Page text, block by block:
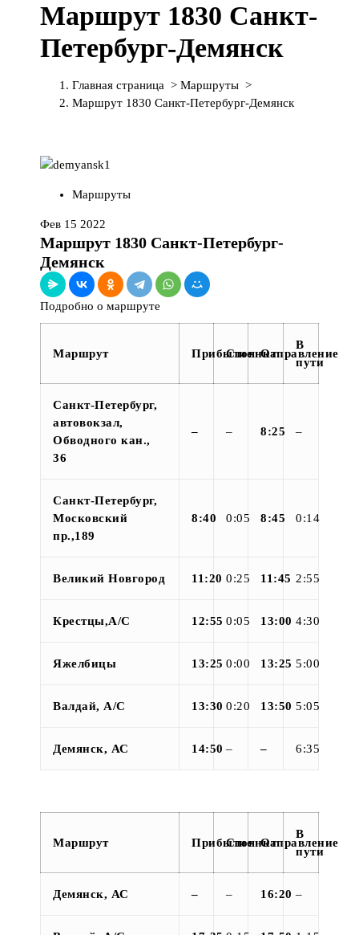
Маршрут 1830 Санкт-
Петербург-Демянск
Главная страница > Маршруты >
Маршрут 1830 Санкт-Петербург-Демянск
Маршруты
Фев 15 2022
Маршрут 1830 Санкт-Петербург-
Демянск
Подробно о маршруте
Маршрут ПрибытиеСтоянкаОтправление
В
пути
Санкт-Петербург,
автовокзал,
Обводного кан.,
36
– – 8:25 –
Санкт-Петербург,
Московский
пр.,189
8:40 0:05 8:45 0:14
Великий Новгород 11:20 0:25 11:45 2:55
Крестцы,А/С 12:55 0:05 13:00 4:30
Яжелбицы 13:25 0:00 13:25 5:00
Валдай, А/С 13:30 0:20 13:50 5:05
Демянск, АС 14:50 – – 6:35
Маршрут ПрибытиеСтоянкаОтправление
В
пути
Демянск, АС – – 16:20 –